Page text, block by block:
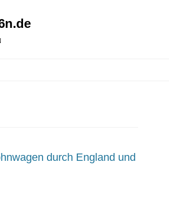
durch England und